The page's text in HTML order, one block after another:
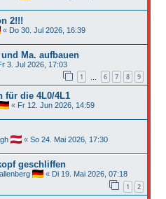
2!!!
« Do 30. Jul 2026, 16:39
Ma. aufbauen
3. Jul 2026, 17:03
1 6 7 8 9
für die 4L0/4L1
« Fr 12. Jun 2026, 14:59
« So 24. Mai 2026, 17:30
geschliffen
« Di 19. Mai 2026, 07:18
1 2